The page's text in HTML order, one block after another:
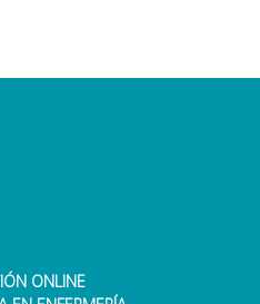
ONLINE